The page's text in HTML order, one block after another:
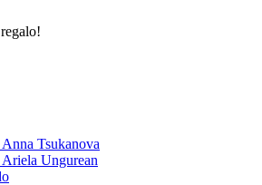
Tsukanova
Ariela Ungurean